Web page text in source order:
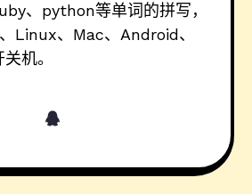
、python等单词的拼写，
Linux、Mac、Android、
机。